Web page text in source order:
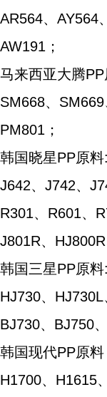
AR564、AY564
AW191；
马来西亚大腾PP
SM668、SM669
PM801；
韩国晓星PP原料
J642、J742、
R301、R601、
J801R、
韩国三星PP原料
HJ730、HJ730L
BJ730、BJ750
韩国现代PP原料
H1700、H1615